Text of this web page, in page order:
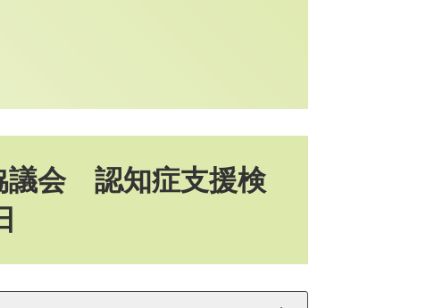
議会 認知症支援検